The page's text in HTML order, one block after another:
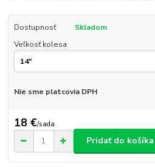
Dostupnosť
Skladom
Veľkosť kolesa
Nie sme platcovia DPH
18 €/sada
Pridať do košíka